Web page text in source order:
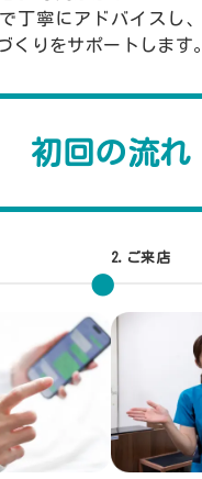
丁寧にアドバイスし
くりをサポートします。
初回の流れ
2.ご来店